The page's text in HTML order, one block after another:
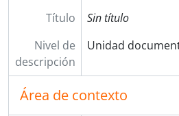
Título
Sin título
Nivel de
descripción
Unidad
Área de contexto